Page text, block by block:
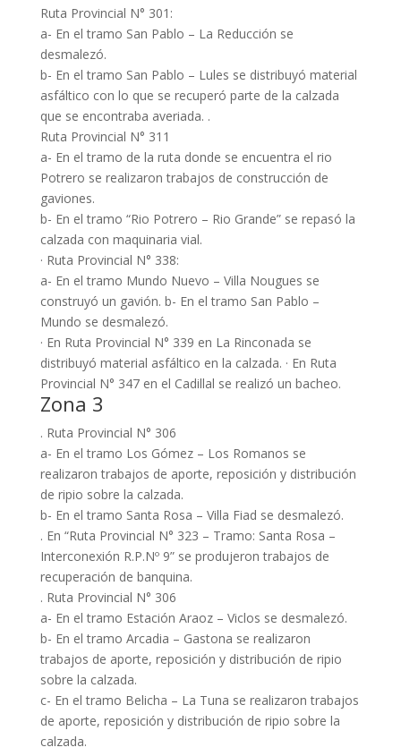
Ruta Provincial N° 301:
a- En el tramo San Pablo – La Reducción se
desmalezó.
b- En el tramo San Pablo – Lules se distribuyó material
asfáltico con lo que se recuperó parte de la calzada
que se encontraba averiada. .
Ruta Provincial N° 311
a- En el tramo de la ruta donde se encuentra el rio
Potrero se realizaron trabajos de construcción de
gaviones.
b- En el tramo “Rio Potrero – Rio Grande” se repasó la
calzada con maquinaria vial.
· Ruta Provincial N° 338:
a- En el tramo Mundo Nuevo – Villa Nougues se
construyó un gavión. b- En el tramo San Pablo –
Mundo se desmalezó.
· En Ruta Provincial N° 339 en La Rinconada se
distribuyó material asfáltico en la calzada. · En Ruta
Provincial N° 347 en el Cadillal se realizó un bacheo.
Zona 3
. Ruta Provincial N° 306
a- En el tramo Los Gómez – Los Romanos se
realizaron trabajos de aporte, reposición y distribución
de ripio sobre la calzada.
b- En el tramo Santa Rosa – Villa Fiad se desmalezó.
. En “Ruta Provincial N° 323 – Tramo: Santa Rosa –
Interconexión R.P.Nº 9” se produjeron trabajos de
recuperación de banquina.
. Ruta Provincial N° 306
a- En el tramo Estación Araoz – Viclos se desmalezó.
b- En el tramo Arcadia – Gastona se realizaron
trabajos de aporte, reposición y distribución de ripio
sobre la calzada.
c- En el tramo Belicha – La Tuna se realizaron trabajos
de aporte, reposición y distribución de ripio sobre la
calzada.